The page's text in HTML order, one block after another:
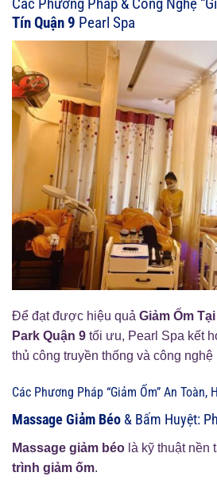
Các Phương Pháp & Công Nghệ
Tín Quận 9 Pearl Spa
Để đạt được hiệu quả Giảm Ốm
Park Quận 9 tối ưu, Pearl Spa kết
thủ công truyền thống và công nghệ
Các Phương Pháp “Giảm Ốm” An Toàn,
Massage Giảm Béo & Bấm Huyệt:
Massage giảm béo là kỹ thuật nền
trình giảm ốm.